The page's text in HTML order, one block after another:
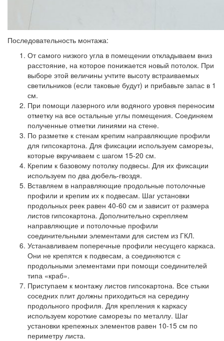
Последовательность монтажа:
От самого низкого угла в помещении откладываем вниз
расстояние, на которое понижается новый потолок. При
выборе этой величины учтите высоту встраиваемых
светильников (если таковые будут) и прибавьте запас в 1
см.
При помощи лазерного или водяного уровня переносим
отметку на все остальные углы помещения. Соединяем
полученные отметки линиями на стене.
По разметке к стенам крепим направляющие профили
для гипсокартона. Для фиксации используем саморезы,
которые вкручиваем с шагом 15-20 см.
Крепим к базовому потолку подвесы. Для их фиксации
используем по два дюбель-гвоздя.
Вставляем в направляющие продольные потолочные
профили и крепим их к подвесам. Шаг установки
продольных реек равен 40-60 см и зависит от размера
листов гипсокартона. Дополнительно скрепляем
направляющие и потолочные профили
соединительными элементами для систем из ГКЛ.
Устанавливаем поперечные профили несущего каркаса.
Они не крепятся к подвесам, а соединяются с
продольными элементами при помощи соединителей
типа «краб».
Приступаем к монтажу листов гипсокартона. Все стыки
соседних плит должны приходиться на середину
продольного профиля. Для крепления к каркасу
используем короткие саморезы по металлу. Шаг
установки крепежных элементов равен 10-15 см по
периметру листа.